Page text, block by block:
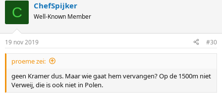
C ChefSpijker
Well-Known Member
19 nov 2019 #30
proeme zei:
geen Kramer dus. Maar wie gaat hem vervangen? Op de 1500m niet
Verweij, die is ook niet in Polen.